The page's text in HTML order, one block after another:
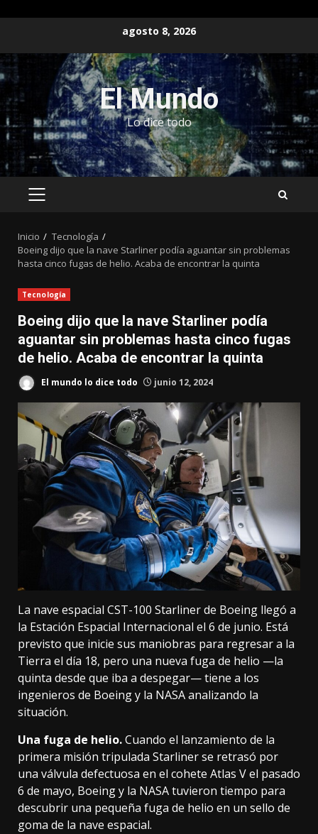
contenido
agosto 8, 2026
El Mundo
Lo dice todo
MENÚ
Inicio
Tecnología
Boeing dijo que la nave Starliner podía aguantar sin problemas
hasta cinco fugas de helio. Acaba de encontrar la quinta
Tecnología
Boeing dijo que la nave Starliner podía
aguantar sin problemas hasta cinco fugas
de helio. Acaba de encontrar la quinta
El mundo lo dice todo junio 12, 2024
La nave espacial CST-100 Starliner de Boeing llegó a
la Estación Espacial Internacional el 6 de junio. Está
previsto que inicie sus maniobras para regresar a la
Tierra el día 18, pero una nueva fuga de helio —la
quinta desde que iba a despegar— tiene a los
ingenieros de Boeing y la NASA analizando la
situación.
Una fuga de helio.Cuando el lanzamiento de la
primera misión tripulada Starliner se retrasó por
una válvula defectuosa en el cohete Atlas Vel pasado
6 de mayo, Boeing y la NASA tuvieron tiempo para
descubrir una pequeña fuga de helio en un sello de
goma de la nave espacial.